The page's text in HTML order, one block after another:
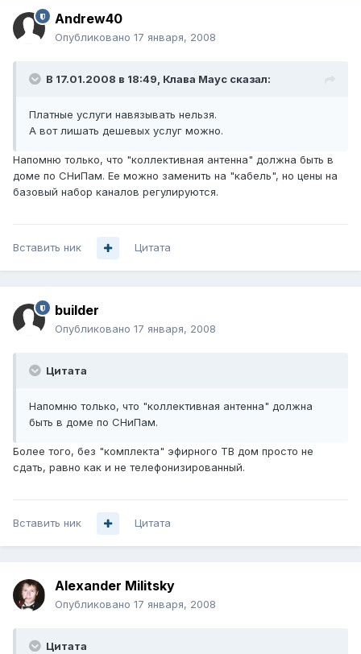
Andrew40
Опубликовано 17 января, 2008
В 17.01.2008 в 18:49, Клава Маус сказал:
Платные услуги навязывать нельзя.
А вот лишать дешевых услуг можно.
Напомню только, что "коллективная антенна" должна быть в
доме по СНиПам. Ее можно заменить на "кабель", но цены на
базовый набор каналов регулируются.
Вставить ник Цитата
builder
Опубликовано 17 января, 2008
Цитата
Напомню только, что "коллективная антенна" должна
быть в доме по СНиПам.
Более того, без "комплекта" эфирного ТВ дом просто не
сдать, равно как и не телефонизированный.
Вставить ник Цитата
Alexander Militsky
Опубликовано 17 января, 2008
Цитата